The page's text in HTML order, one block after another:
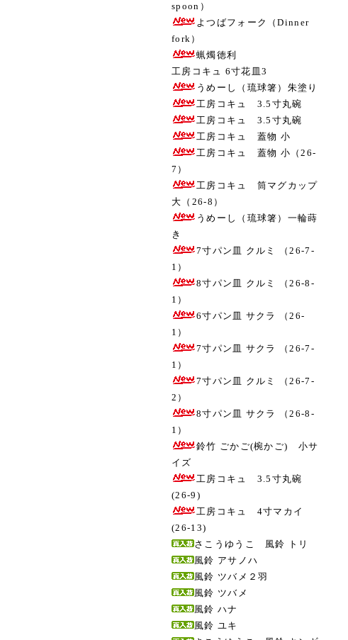
spoon）
よつばフォーク（Dinner
fork）
蝋燭徳利
工房コキュ 6寸花皿3
うめーし（琉球箸）朱塗り
工房コキュ 3.5寸丸碗
工房コキュ 3.5寸丸碗
工房コキュ 蓋物 小
工房コキュ 蓋物 小（26-
7）
工房コキュ 筒マグカップ
大（26-8）
うめーし（琉球箸）一輪蒔
き
7寸パン皿 クルミ （26-7-
1）
8寸パン皿 クルミ （26-8-
1）
6寸パン皿 サクラ （26-
1）
7寸パン皿 サクラ （26-7-
1）
7寸パン皿 クルミ （26-7-
2）
8寸パン皿 サクラ （26-8-
1）
鈴竹 ごかご(椀かご) 小サ
イズ
工房コキュ 3.5寸丸碗
(26-9)
工房コキュ 4寸マカイ
(26-13)
さこうゆうこ 風鈴 トリ
風鈴 アサノハ
風鈴 ツバメ２羽
風鈴 ツバメ
風鈴 ハナ
風鈴 ユキ